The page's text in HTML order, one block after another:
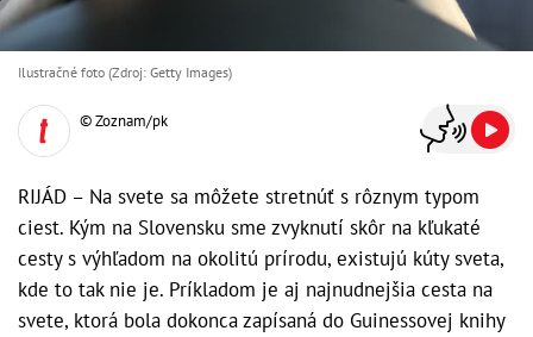
Ilustračné foto (Zdroj: Getty Images)
© Zoznam/pk
RIJÁD – Na svete sa môžete stretnúť s rôznym typom
ciest. Kým na Slovensku sme zvyknutí skôr na kľukaté
cesty s výhľadom na okolitú prírodu, existujú kúty sveta,
kde to tak nie je. Príkladom je aj najnudnejšia cesta na
svete, ktorá bola dokonca zapísaná do Guinessovej knihy